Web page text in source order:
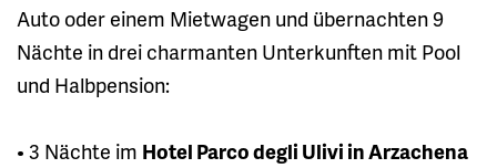
Auto oder einem Mietwagen und übernachten 9
Nächte in drei charmanten Unterkunften mit Pool
und Halbpension:
• 3 Nächte im Hotel Parco degli Ulivi in Arzachena